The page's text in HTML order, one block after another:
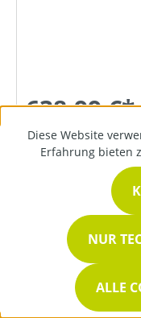
638,99 €*
Diese Website
Erfahrung bieten
NUR
ALLE